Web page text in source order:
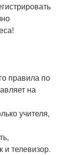
правила по
на
учителя,
и телевизор.